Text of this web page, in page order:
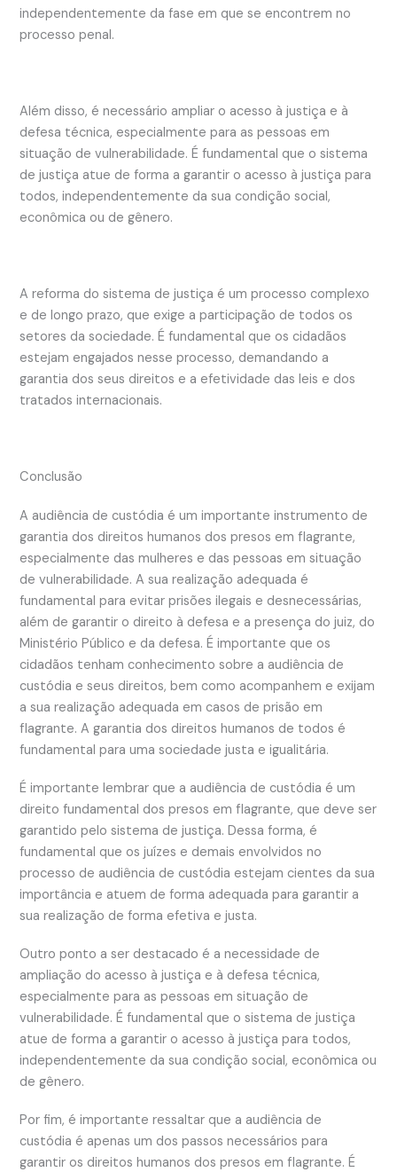
independentemente da fase em que se encontrem no
processo penal.
Além disso, é necessário ampliar o acesso à justiça e à
defesa técnica, especialmente para as pessoas em
situação de vulnerabilidade. É fundamental que o sistema
de justiça atue de forma a garantir o acesso à justiça para
todos, independentemente da sua condição social,
econômica ou de gênero.
A reforma do sistema de justiça é um processo complexo
e de longo prazo, que exige a participação de todos os
setores da sociedade. É fundamental que os cidadãos
estejam engajados nesse processo, demandando a
garantia dos seus direitos e a efetividade das leis e dos
tratados internacionais.
Conclusão
A audiência de custódia é um importante instrumento de
garantia dos direitos humanos dos presos em flagrante,
especialmente das mulheres e das pessoas em situação
de vulnerabilidade. A sua realização adequada é
fundamental para evitar prisões ilegais e desnecessárias,
além de garantir o direito à defesa e a presença do juiz, do
Ministério Público e da defesa. É importante que os
cidadãos tenham conhecimento sobre a audiência de
custódia e seus direitos, bem como acompanhem e exijam
a sua realização adequada em casos de prisão em
flagrante. A garantia dos direitos humanos de todos é
fundamental para uma sociedade justa e igualitária.
É importante lembrar que a audiência de custódia é um
direito fundamental dos presos em flagrante, que deve ser
garantido pelo sistema de justiça. Dessa forma, é
fundamental que os juízes e demais envolvidos no
processo de audiência de custódia estejam cientes da sua
importância e atuem de forma adequada para garantir a
sua realização de forma efetiva e justa.
Outro ponto a ser destacado é a necessidade de
ampliação do acesso à justiça e à defesa técnica,
especialmente para as pessoas em situação de
vulnerabilidade. É fundamental que o sistema de justiça
atue de forma a garantir o acesso à justiça para todos,
independentemente da sua condição social, econômica ou
de gênero.
Por fim, é importante ressaltar que a audiência de
custódia é apenas um dos passos necessários para
garantir os direitos humanos dos presos em flagrante. É